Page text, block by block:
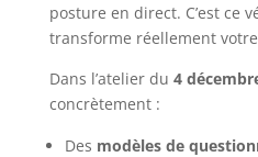
posture en direct. C’est ce
transforme réellement
Dans l’atelier du 4
concrètement :
Des modèles de